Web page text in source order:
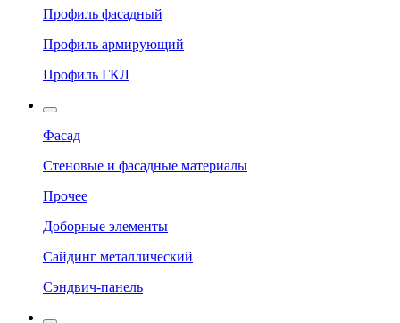
Профиль фасадный
Профиль армирующий
Профиль ГКЛ
Фасад
Стеновые и фасадные материалы
Прочее
Доборные элементы
Сайдинг металлический
Сэндвич-панель